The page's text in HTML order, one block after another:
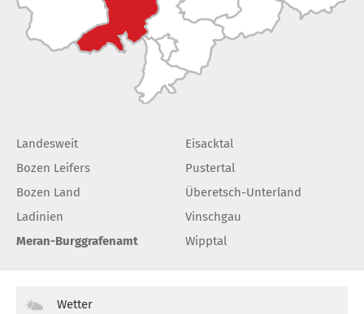
Landesweit
Bozen Leifers
Bozen Land
Ladinien
Meran-Burggrafenamt
Eisacktal
Pustertal
Überetsch-Unterland
Vinschgau
Wipptal
Wetter